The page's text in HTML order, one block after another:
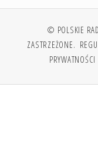
© POLSKIE
ZASTRZEŻONE.
PRYWATNOŚCI